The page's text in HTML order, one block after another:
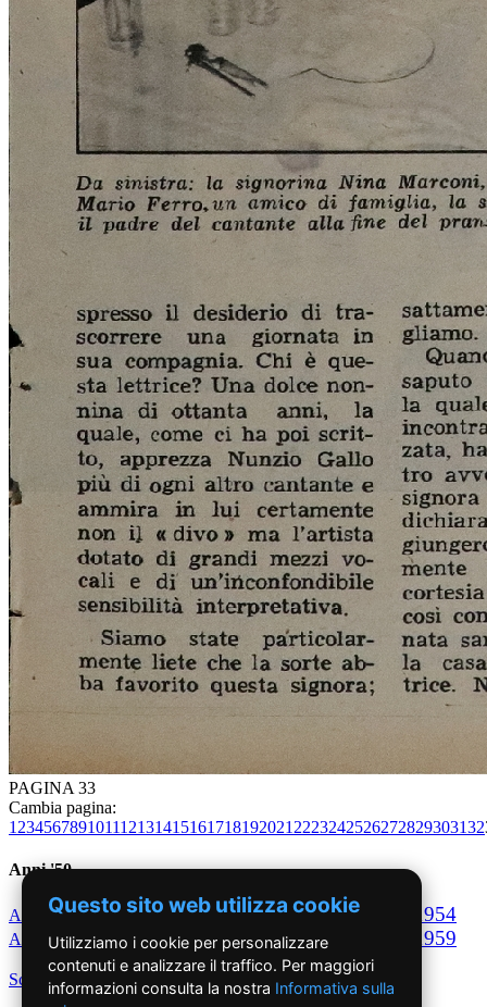
PAGINA 33
Cambia pagina:
1 23456789101112131415161718192021 2223242526272829303132
Anni '50
Anno1950Anno1951 Anno1952 Anno1953 1954
Anno 1955Anno1956 Anno1957Anno1958 1959
Scegli per decennio
Questo sito web utilizza cookie
Utilizziamo i cookie per personalizzare
contenuti e analizzare il traffico. Per maggiori
informazioni consulta la nostra Informativa sulla